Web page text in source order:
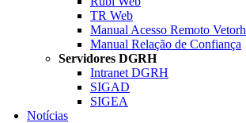
TR Web
Manual Acesso Remoto Vetorh
Manual Relação de Confiança
Servidores DGRH
Intranet DGRH
SIGAD
SIGEA
Notícias